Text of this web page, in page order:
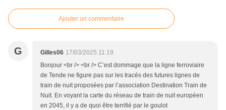
Ajouter un commentaire
G Gilles06 17/03/2025 11:19
Bonjour <br /> <br /> C’est dommage que la ligne ferroviaire
de Tende ne figure pas sur les tracés des futures lignes de
train de nuit proposées par l’association Destination Train de
Nuit. En voyant la carte du réseau de train de nuit européen
en 2045, il y a de quoi être terrifié par le goulot